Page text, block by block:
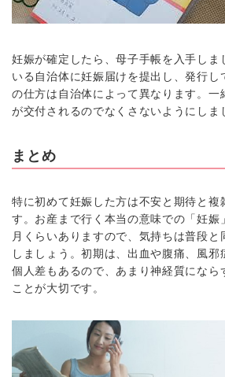
妊娠が確定したら、母子手帳を入手しま
いる自治体に妊娠届けを提出し、発行し
の仕方は自治体によって異なります。一
が交付されるのでなくさないようにしま
まとめ
特に初めて妊娠した方は不安と期待と複
す。お産まで行く本当の意味での「妊娠
月くらいありますので、気持ちは普段と
しましょう。初期は、出血や腹痛、風
個人差もあるので、あまり神経質になら
ことが大切です。